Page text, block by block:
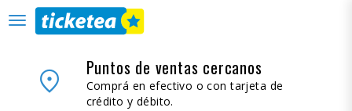
desplegar
navegación
place Puntos de ventas cercanos
Comprá en efectivo o con tarjeta de
crédito y débito.